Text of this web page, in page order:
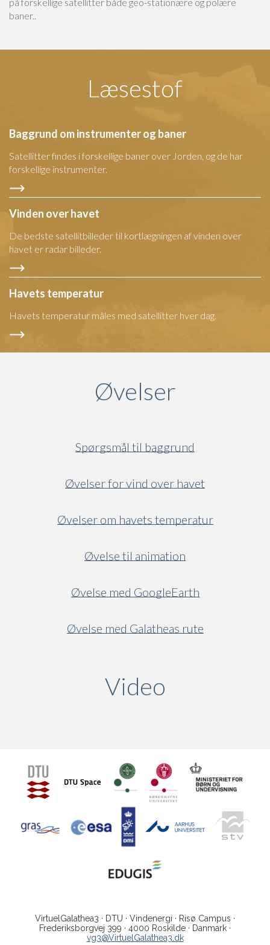
baner..
Læsestof
Baggrund om instrumenter og baner
Satellitter findes i forskellige baner over Jorden, og de har
forskellige instrumenter.
Vinden over havet
De bedste satellitbilleder til kortlægningen af vinden over
havet er radar billeder.
Havets temperatur
Havets temperatur måles med satellitter hver dag.
Øvelser
Spørgsmål til baggrund
Øvelser for vind over havet
Øvelser om havets temperatur
Øvelse til animation
Øvelse med GoogleEarth
Øvelse med Galatheas rute
Video
VirtuelGalathea3 · DTU · Vindenergi · Risø Campus ·
Frederiksborgvej 399 · 4000 Roskilde · Danmark ·
vg3@VirtuelGalathea3.dk